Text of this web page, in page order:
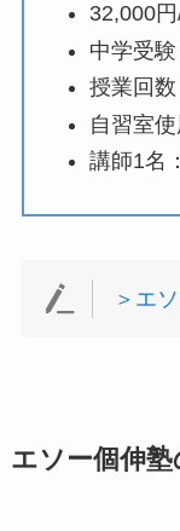
32,000円
中学受
授業回
自習室
講師1名
＞エ
エソー個伸